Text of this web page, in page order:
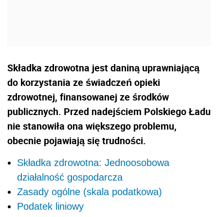
Składka zdrowotna jest daniną uprawniającą
do korzystania ze świadczeń opieki
zdrowotnej, finansowanej ze środków
publicznych. Przed nadejściem Polskiego Ładu
nie stanowiła ona większego problemu,
obecnie pojawiają się trudności.
Składka zdrowotna: Jednoosobowa
działalność gospodarcza
Zasady ogólne (skala podatkowa)
Podatek liniowy